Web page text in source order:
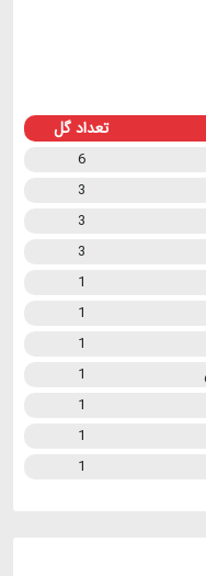
تعداد گل
6
3
3
3
1
1
1
1
1
1
1